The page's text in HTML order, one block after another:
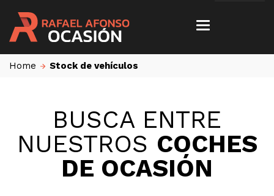
Home Stock de vehículos
BUSCA ENTRE
NUESTROS COCHES
DE OCASIÓN